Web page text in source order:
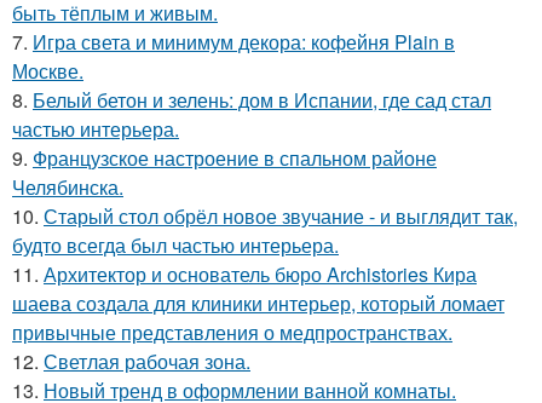
быть тёплым и живым.
7. Игра света и минимум декора: кофейня Plain в
Москве.
8. Белый бетон и зелень: дом в Испании, где сад стал
частью интерьера.
9. Французское настроение в спальном районе
Челябинска.
10. Старый стол обрёл новое звучание - и выглядит так,
будто всегда был частью интерьера.
11. Архитектор и основатель бюро Archistories Кира
шаева создала для клиники интерьер, который ломает
привычные представления о медпространствах.
12. Светлая рабочая зона.
13. Новый тренд в оформлении ванной комнаты.